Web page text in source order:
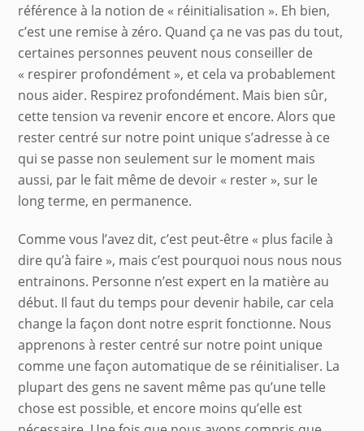
référence à la notion de « réinitialisation ». Eh bien,
c’est une remise à zéro. Quand ça ne vas pas du tout,
certaines personnes peuvent nous conseiller de
« respirer profondément », et cela va probablement
nous aider. Respirez profondément. Mais bien sûr,
cette tension va revenir encore et encore. Alors que
rester centré sur notre point unique s’adresse à ce
qui se passe non seulement sur le moment mais
aussi, par le fait même de devoir « rester », sur le
long terme, en permanence.
Comme vous l’avez dit, c’est peut-être « plus facile à
dire qu’à faire », mais c’est pourquoi nous nous nous
entrainons. Personne n’est expert en la matière au
début. Il faut du temps pour devenir habile, car cela
change la façon dont notre esprit fonctionne. Nous
apprenons à rester centré sur notre point unique
comme une façon automatique de se réinitialiser. La
plupart des gens ne savent même pas qu’une telle
chose est possible, et encore moins qu’elle est